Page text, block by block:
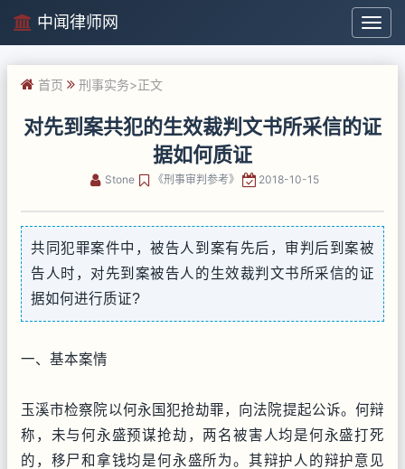
中
闻
律
中闻律师网
首页 刑事实务>正文
对先到案共犯的生效裁判文书所采信的证
据如何质证
Stone 《刑事审判参考》 2018-10-15
共同犯罪案件中，被告人到案有先后，审判后到案被
告人时，对先到案被告人的生效裁判文书所采信的证
据如何进行质证?
一、基本案情
玉溪市检察院以何永国犯抢劫罪，向法院提起公诉。何辩
称，未与何永盛预谋抢劫，两名被害人均是何永盛打死
的，移尸和拿钱均是何永盛所为。其辩护人的辩护意见